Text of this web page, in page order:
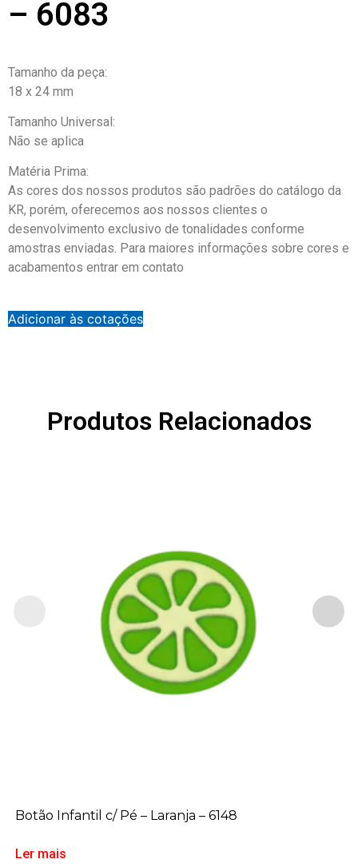
– 6083
Tamanho da peça:
18 x 24 mm
Tamanho Universal:
Não se aplica
Matéria Prima:
As cores dos nossos produtos são padrões do catálogo da
KR, porém, oferecemos aos nossos clientes o
desenvolvimento exclusivo de tonalidades conforme
amostras enviadas. Para maiores informações sobre cores e
acabamentos entrar em contato
Adicionar às cotações
Produtos Relacionados
Botão Infantil c/ Pé – Laranja – 6148
Ler mais